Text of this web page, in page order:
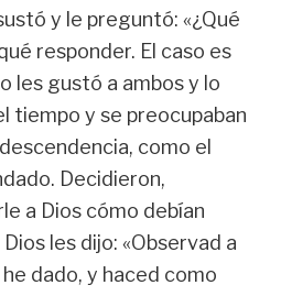
y le preguntó: «¿Qué
responder. El caso es
les gustó a ambos y lo
tiempo y se preocupaban
como el
Decidieron,
a Dios cómo debían
les dijo: «Observad a
dado, y haced como